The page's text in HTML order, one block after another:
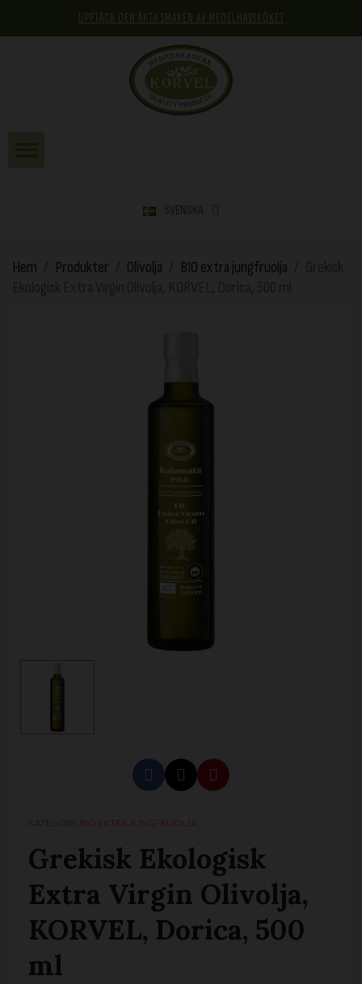
UPPTÄCK DEN ÄKTA SMAKEN AV MEDELHAVSKÖKET
SVENSKA
Hem Produkter Olivolja BIO extra jungfruolja
BIO EXTRA JUNGFRUOLJA
Grekisk Ekologisk
Extra Virgin Olivolja,
KORVEL, Dorica, 500
ml